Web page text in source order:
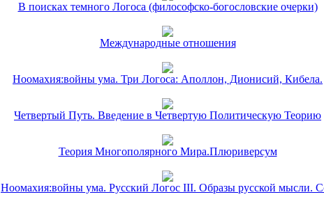
В поисках темного Логоса (философско-богословские очерки)
Международные отношения
Ноомахия:войны ума. Три Логоса: Аполлон, Дионисий, Кибела.
Четвертый Путь. Введение в Четвертую Политическую Теорию
Теория Многополярного Мира.Плюриверсум
Ноомахия:войны ума. Русский Логос III. Образы русской мысли.